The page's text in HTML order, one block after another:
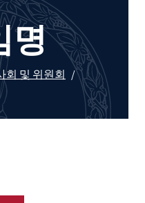
명
회 및 위원회 /